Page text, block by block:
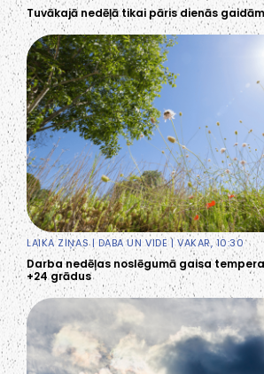
Tuvākajā nedēļā tikai pāris dienās
LAIKA ZIŅAS| DABA UN VIDE| VAKAR, 10:30
Darba nedēļas noslēgumā gaisa
+24 grādus